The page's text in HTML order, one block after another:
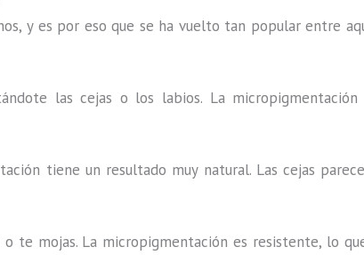
y es por eso que se ha vuelto tan popular entre
las cejas o los labios. La
tiene un resultado muy natural. Las cejas
te mojas. La micropigmentación es resistente, lo